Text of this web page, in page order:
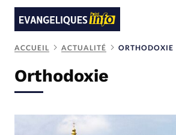
Faire un don
ACCUEIL ACTUALITÉ ORTHODOXIE
Orthodoxie